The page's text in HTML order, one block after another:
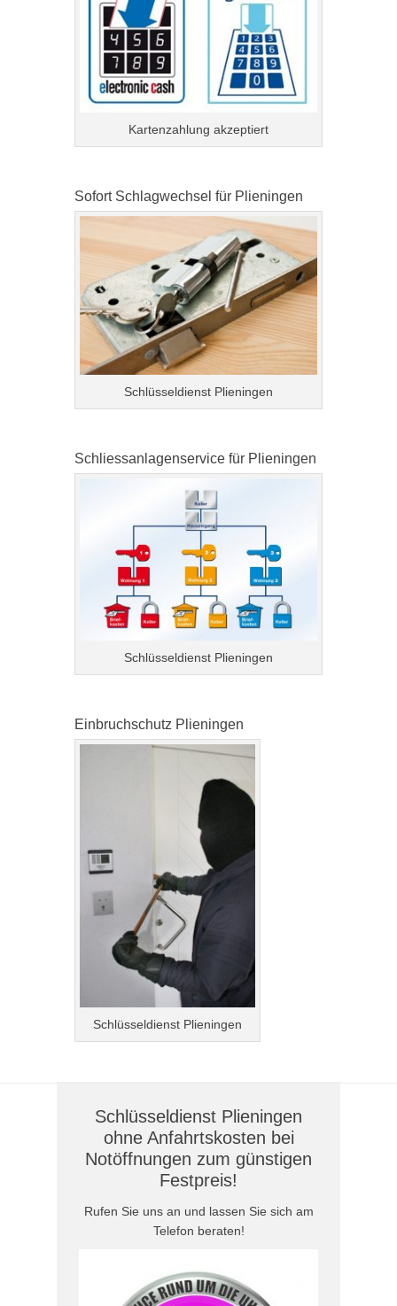
Kartenzahlung akzeptiert
Sofort Schlagwechsel für Plieningen
Schlüsseldienst Plieningen
Schliessanlagenservice für Plieningen
Schlüsseldienst Plieningen
Einbruchschutz Plieningen
Schlüsseldienst Plieningen
Schlüsseldienst Plieningen
ohne Anfahrtskosten bei
Notöffnungen zum günstigen
Festpreis!
Rufen Sie uns an und lassen Sie sich am
Telefon beraten!